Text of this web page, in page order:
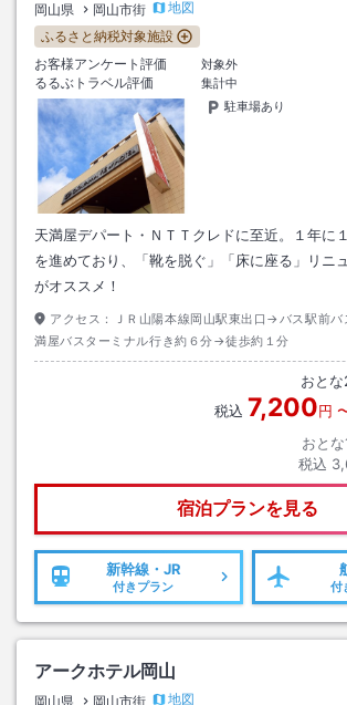
岡山県 岡山市街
地図
ふるさと納税対象施設
お客様アンケート評価
対象外
るるぶトラベル評価
集計中
駐車場あり
天満屋デパート・ＮＴＴクレドに至近。１年に
を進めており、「靴を脱ぐ」「床に座る」リニ
がオススメ！
アクセス：
ＪＲ山陽本線岡山駅東出口→バス駅前バ
満屋バスターミナル行き約６分→徒歩約１分
おとな
税込 7,200円
おと
税込
宿泊プランを見る
新幹線・JR
付きプラン 付
アークホテル岡山
岡山県 岡山市街
地図